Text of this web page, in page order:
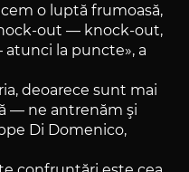
o luptă frumoasă,
out — knock-out,
la puncte», a
deoarece sunt mai
— ne antrenăm şi
Di Domenico,